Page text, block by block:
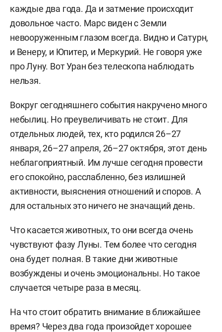
каждые два года. Да и затмение происходит
довольное часто. Марс виден с Земли
невооруженным глазом всегда. Видно и Сатурн,
и Венеру, и Юпитер, и Меркурий. Не говоря уже
про Луну. Вот Уран без телескопа наблюдать
нельзя.
Вокруг сегодняшнего события накручено много
небылиц. Но преувеличивать не стоит. Для
отдельных людей, тех, кто родился 26–27
января, 26–27 апреля, 26–27 октября, этот день
неблагоприятный. Им лучше сегодня провести
его спокойно, расслабленно, без излишней
активности, выяснения отношений и споров. А
для остальных это ничего не значащий день.
Что касается животных, то они всегда очень
чувствуют фазу Луны. Тем более что сегодня
она будет полная. В такие дни животные
возбуждены и очень эмоциональны. Но такое
случается четыре раза в месяц.
На что стоит обратить внимание в ближайшее
время? Через два года произойдет хорошее